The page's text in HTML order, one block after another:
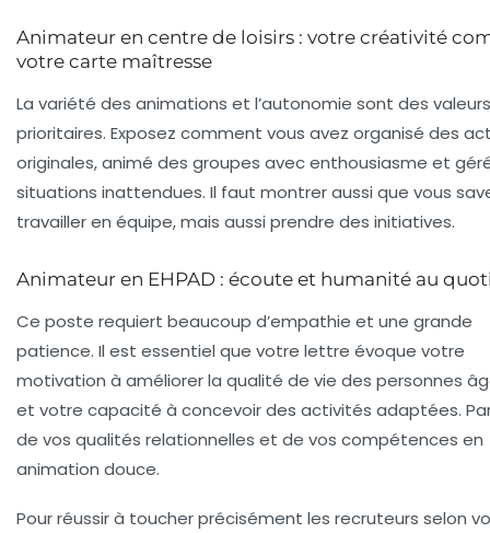
Animateur en centre de loisirs : votre créativité
votre carte maîtresse
La variété des animations et l’autonomie sont des valeurs
prioritaires. Exposez comment vous avez organisé des
originales, animé des groupes avec enthousiasme et
situations inattendues. Il faut montrer aussi que vous
travailler en équipe, mais aussi prendre des initiatives.
Animateur en EHPAD : écoute et humanité au
Ce poste requiert beaucoup d’empathie et une grande
patience. Il est essentiel que votre lettre évoque votre
motivation à améliorer la qualité de vie des personnes
et votre capacité à concevoir des activités adaptées.
de vos qualités relationnelles et de vos compétences en
animation douce.
Pour réussir à toucher précisément les recruteurs selon